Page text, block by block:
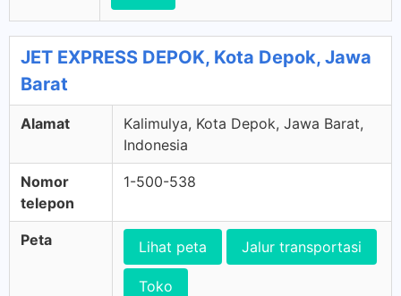
JET EXPRESS DEPOK, Kota Depok, Jawa
Barat
Alamat
Kalimulya, Kota Depok, Jawa Barat,
Indonesia
Nomor
telepon
1-500-538
Peta Lihat peta Jalur transportasi
Toko